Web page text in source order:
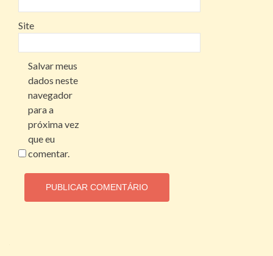
Site
Salvar meus
dados neste
navegador
para a
próxima vez
que eu
comentar.